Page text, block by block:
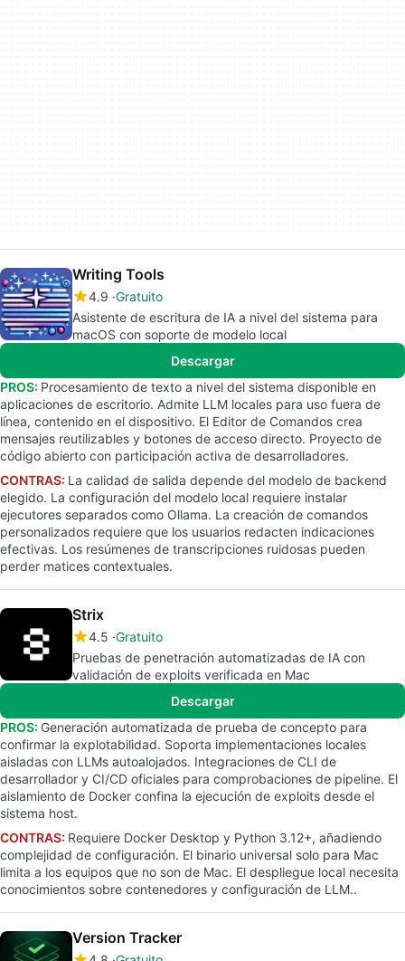
Writing Tools
4.9 Gratuito
Asistente de escritura de IA a nivel del sistema para
macOS con soporte de modelo local
Descargar
PROS: Procesamiento de texto a nivel del sistema disponible en
aplicaciones de escritorio. Admite LLM locales para uso fuera de
línea, contenido en el dispositivo. El Editor de Comandos crea
mensajes reutilizables y botones de acceso directo. Proyecto de
código abierto con participación activa de desarrolladores.
CONTRAS: La calidad de salida depende del modelo de backend
elegido. La configuración del modelo local requiere instalar
ejecutores separados como Ollama. La creación de comandos
personalizados requiere que los usuarios redacten indicaciones
efectivas. Los resúmenes de transcripciones ruidosas pueden
perder matices contextuales.
Strix
4.5 Gratuito
Pruebas de penetración automatizadas de IA con
validación de exploits verificada en Mac
Descargar
PROS: Generación automatizada de prueba de concepto para
confirmar la explotabilidad. Soporta implementaciones locales
aisladas con LLMs autoalojados. Integraciones de CLI de
desarrollador y CI/CD oficiales para comprobaciones de pipeline. El
aislamiento de Docker confina la ejecución de exploits desde el
sistema host.
CONTRAS: Requiere Docker Desktop y Python 3.12+, añadiendo
complejidad de configuración. El binario universal solo para Mac
limita a los equipos que no son de Mac. El despliegue local necesita
conocimientos sobre contenedores y configuración de LLM..
Version Tracker